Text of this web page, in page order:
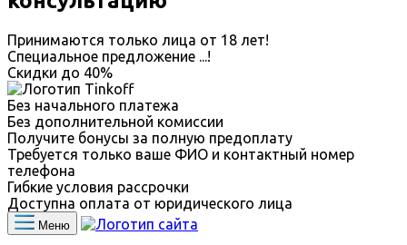
Принимаются только лица от 18 лет!
Специальное предложение ...!
Скидки до 40%
Без начального платежа
Без дополнительной комиссии
Получите бонусы за полную предоплату
Требуется только ваше ФИО и контактный номер
телефона
Гибкие условия рассрочки
Доступна оплата от юридического лица
Меню